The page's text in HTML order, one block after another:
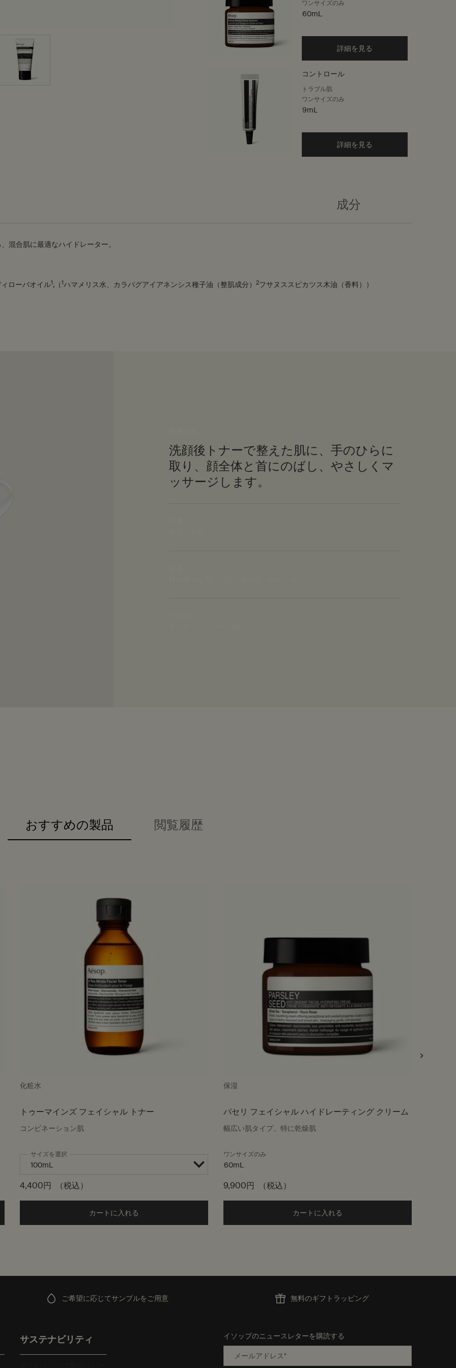
ワンサイズのみ
60mL
詳細を見る
コントロール
トラブル肌
ワンサイズのみ
9mL
詳細を見る
成分
混合肌に最適なハイドレーター。
ィローバオイル1,（1ハマメリス水、カラパグアイアネンシス種子油（整肌成分） 2フサヌススピカツス木油（香料））
洗顔後トナーで整えた肌に、手のひらに
取り、顔全体と首にのばし、やさしくマ
ッサージします。
おすすめの製品 閲覧履歴
シャル ハイドレーター to cart
化粧水
トゥーマインズ フェイシャル トナー
コンビネーション肌
サイズを選択
4,400円 （税込）
カートに入れる Add the トゥーマインズ フェイシャル トナー to cart
保湿
パセリ フェイシャル ハイドレーティング クリーム
幅広い肌タイプ、特に乾燥肌
ワンサイズのみ
60mL
9,900円 （税込）
カートに入れる
ご希望に応じてサンプルをご用意 無料のギフトラッピング
サステナビリティ イソップのニュースレターを購読する
メールアドレス*